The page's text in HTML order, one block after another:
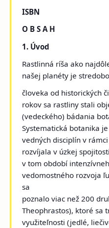
ISBN
O B S A H
1. Úvod
Rastlinná ríša ako
našej planéty je
človeka od historických
rokov sa rastliny stali
(vedeckého) bádania
Systematická botanika
vedných disciplín v
rozvíjala v úzkej
v tom období
vedomostného rozvoja
sa
poznalo viac než 200
Theophrastos), ktoré sa
využiteľnosti (jedlé,